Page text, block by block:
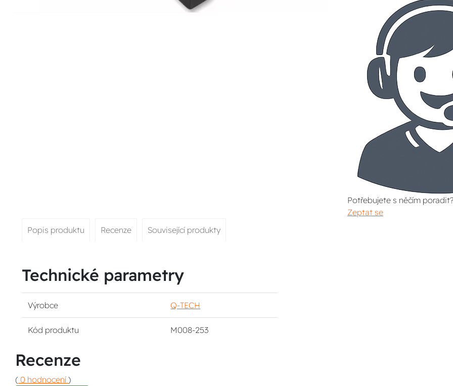
Potřebujete s něčím poradit?
Zeptat se
Popis produktu
Recenze Související produkty
Technické parametry
Výrobce Q-TECH
Kód produktu M008-253
Recenze
( 0 hodnocení )